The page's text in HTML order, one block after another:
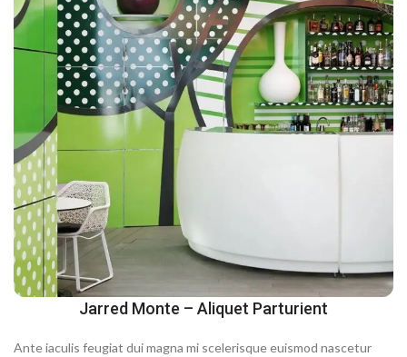
Jarred Monte – Aliquet Parturient
Ante iaculis feugiat dui magna mi scelerisque euismod nascetur